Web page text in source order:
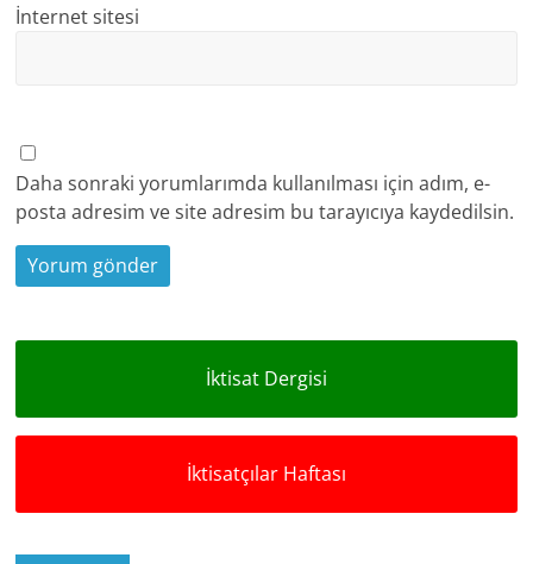
İnternet sitesi
Daha sonraki yorumlarımda kullanılması için adım, e-
posta adresim ve site adresim bu tarayıcıya kaydedilsin.
İktisat Dergisi
İktisatçılar Haftası